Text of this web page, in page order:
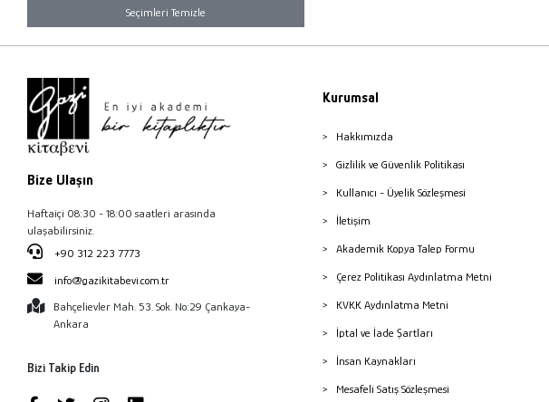
Seçimleri Temizle
Bize Ulaşın
Haftaiçi 08:30 - 18:00 saatleri arasında
ulaşabilirsiniz.
+90 312 223 7773
info@gazikitabevi.com.tr
Bahçelievler Mah. 53. Sok. No:29 Çankaya-
Ankara
Bizi Takip Edin
Kurumsal
Hakkımızda
Gizlilik ve Güvenlik Politikası
Kullanıcı - Üyelik Sözleşmesi
İletişim
Akademik Kopya Talep Formu
Çerez Politikası Aydınlatma Metni
KVKK Aydınlatma Metni
İptal ve İade Şartları
İnsan Kaynakları
Mesafeli Satış Sözleşmesi